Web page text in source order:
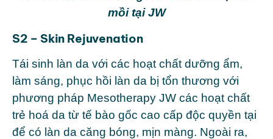
mồi tại JW
S2 – Skin Rejuvenation
Tái sinh làn da với các hoạt chất dưỡng ẩm,
làm sáng, phục hồi làn da bị tổn thương với
phương pháp Mesotherapy JW các hoạt chất
trẻ hoá da từ tế bào gốc cao cấp độc quyền tại
để có làn da căng bóng, mịn màng. Ngoài ra,